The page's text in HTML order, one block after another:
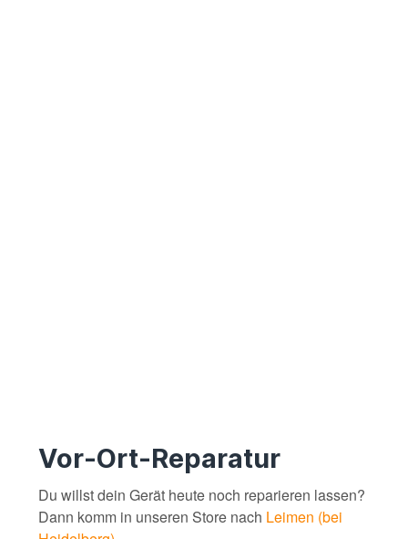
Vor-Ort-Reparatur
Du willst dein Gerät heute noch reparieren lassen?
Dann komm in unseren Store nach Leimen (bei